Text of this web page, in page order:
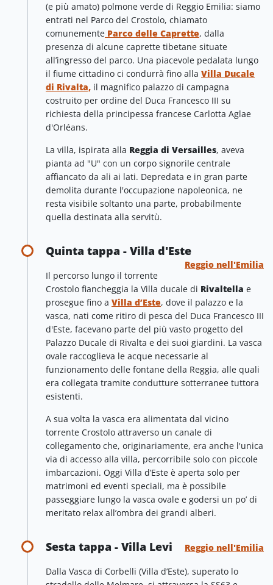
(e più amato) polmone verde di Reggio Emilia: siamo
entrati nel Parco del Crostolo, chiamato
comunemente Parco delle Caprette, dalla
presenza di alcune caprette tibetane situate
all’ingresso del parco. Una piacevole pedalata lungo
il fiume cittadino ci condurrà fino alla Villa Ducale
di Rivalta, il magnifico palazzo di campagna
costruito per ordine del Duca Francesco III su
richiesta della principessa francese Carlotta Aglae
d'Orléans.
La villa, ispirata alla Reggia di Versailles, aveva
pianta ad "U" con un corpo signorile centrale
affiancato da ali ai lati. Depredata e in gran parte
demolita durante l'occupazione napoleonica, ne
resta visibile soltanto una parte, probabilmente
quella destinata alla servitù.
Quinta tappa - Villa d'Este
Reggio nell'Emilia
Il percorso lungo il torrente
Crostolo fiancheggia la Villa ducale di Rivaltella e
prosegue fino a Villa d’Este, dove il palazzo e la
vasca, nati come ritiro di pesca del Duca Francesco III
d'Este, facevano parte del più vasto progetto del
Palazzo Ducale di Rivalta e dei suoi giardini. La vasca
ovale raccoglieva le acque necessarie al
funzionamento delle fontane della Reggia, alle quali
era collegata tramite condutture sotterranee tuttora
esistenti.
A sua volta la vasca era alimentata dal vicino
torrente Crostolo attraverso un canale di
collegamento che, originariamente, era anche l'unica
via di accesso alla villa, percorribile solo con piccole
imbarcazioni. Oggi Villa d’Este è aperta solo per
matrimoni ed eventi speciali, ma è possibile
passeggiare lungo la vasca ovale e godersi un po’ di
meritato relax all’ombra dei grandi alberi.
Sesta tappa - Villa Levi Reggio nell'Emilia
Dalla Vasca di Corbelli (Villa d’Este), superato lo